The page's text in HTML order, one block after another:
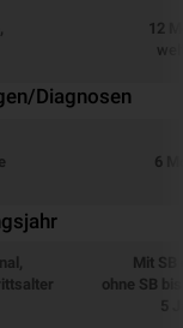
12
Diagnosen
6
Mit SB
ohne SB